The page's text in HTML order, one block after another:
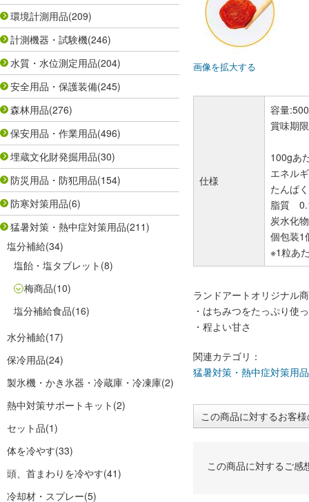
環境計測用品(209)
計測機器・試験機(246)
水質・水位測定用品(204)
安全用品・保護装備(245)
森林用品(276)
保安用品・作業用品(496)
埋蔵文化財発掘用品(30)
防災用品・防犯用品(154)
防寒対策用品(6)
猛暑対策・熱中症対策用品(211)
塩分補給(34)
塩飴・塩タブレット (8)
梅商品(10)
塩分補給食品(16)
水分補給(17)
保冷用品(24)
製氷機・かき氷器・冷蔵庫・冷凍庫(2)
熱中対策サポートキット (2)
セット品(1)
体を冷やす(33)
頭、首まわりを冷やす(41)
冷却材・スプレー(5)
画像を拡大する
仕様
容量
賞味期
100gあ
エネル
たんぱ
脂質
炭水化
個包装1
※1粒あ
ランドアートオリジナル
・はちみつをたっぷり使
・程よい甘さ
関連カテゴリ：
猛暑対策・熱中症対策用品
この商品に対するお客
この商品に対するご感